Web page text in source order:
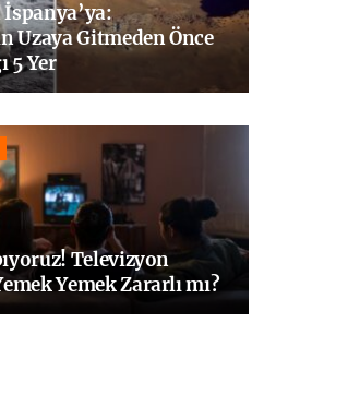
Uzaya Gitmeden Önce
5 Yer
Televizyon
Yemek Zararlı mı?